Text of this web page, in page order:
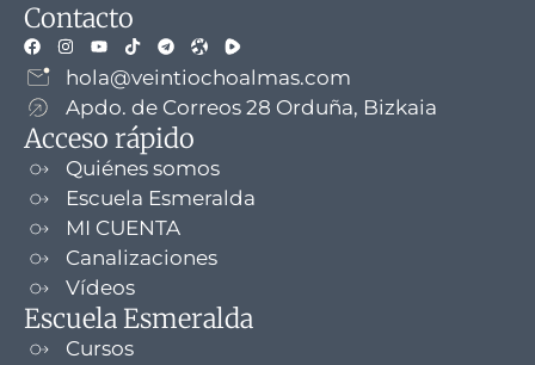
Contacto
hola@veintiochoalmas.com
Apdo. de Correos 28 Orduña, Bizkaia
Acceso rápido
Quiénes somos
Escuela Esmeralda
MI CUENTA
Canalizaciones
Vídeos
Escuela Esmeralda
Cursos